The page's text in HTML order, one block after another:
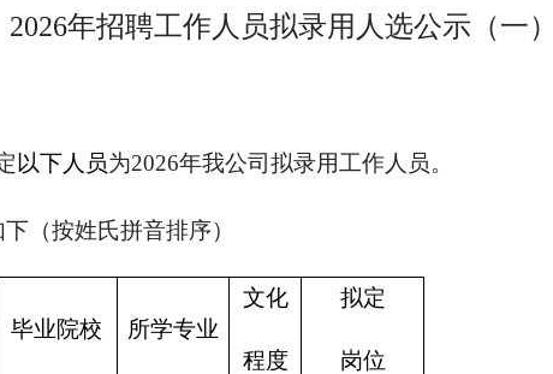
2026年招聘工作人员拟录用人选公示（一）
以下人员为2026年我公司拟录用工作人员。
（按姓氏拼音排序）
毕业院校 所学专业
文化
程度
拟定
岗位